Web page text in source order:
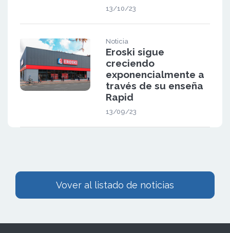
13/10/23
Noticia
Eroski sigue
creciendo
exponencialmente a
través de su enseña
Rapid
13/09/23
Vover al listado de noticias